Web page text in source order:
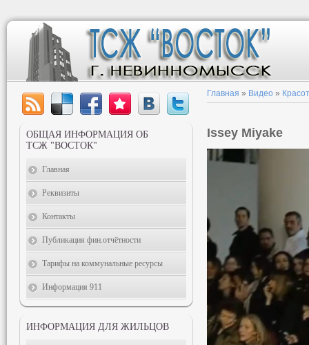
Главная » Видео »
Issey Miyake
ОБЩАЯ ИНФОРМАЦИЯ ОБ
ТСЖ "ВОСТОК"
Главная
Реквизиты
Контакты
Публикация фин.отчётности
Тарифы на коммунальные ресурсы
Информация 911
ИНФОРМАЦИЯ ДЛЯ ЖИЛЬЦОВ